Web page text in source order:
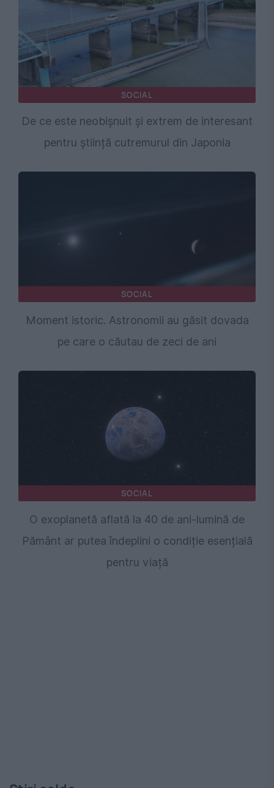
SOCIAL
De ce este neobișnuit și extrem de interesant
pentru știință cutremurul din Japonia
SOCIAL
Moment istoric. Astronomii au găsit dovada
pe care o căutau de zeci de ani
SOCIAL
O exoplanetă aflată la 40 de ani-lumină de
Pământ ar putea îndeplini o condiție esențială
pentru viață